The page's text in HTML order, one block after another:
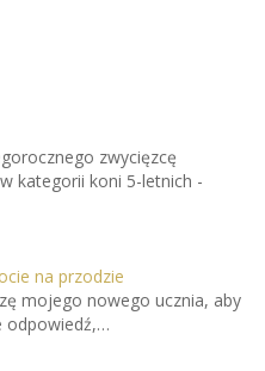
zwycięzcę
kategorii koni 5-letnich -
na przodzie
mojego nowego ucznia, aby
odpowiedź,…